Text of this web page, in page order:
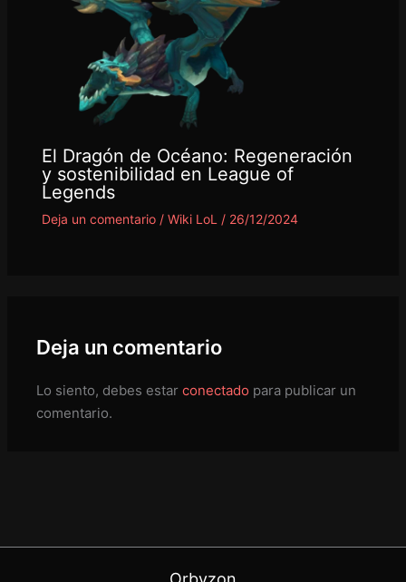
El Dragón de Océano: Regeneración
y sostenibilidad en League of
Legends
Deja un comentario / Wiki LoL / 26/12/2024
Deja un comentario
Lo siento, debes estarconectado para publicar un
comentario.